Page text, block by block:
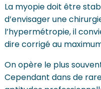
La myopie doit être
d’envisager une
l’hypermétropie, il
dire corrigé au
On opère le plus
Cependant dans de